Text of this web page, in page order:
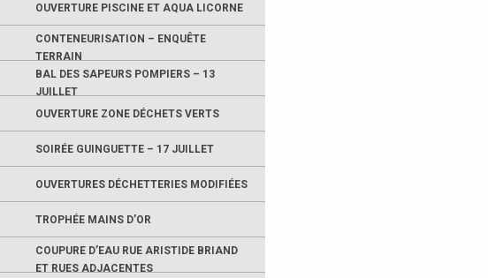
OUVERTURE PISCINE ET AQUA LICORNE
CONTENEURISATION – ENQUÊTE
TERRAIN
BAL DES SAPEURS POMPIERS – 13
JUILLET
OUVERTURE ZONE DÉCHETS VERTS
SOIRÉE GUINGUETTE – 17 JUILLET
OUVERTURES DÉCHETTERIES MODIFIÉES
TROPHÉE MAINS D’OR
COUPURE D’EAU RUE ARISTIDE BRIAND
ET RUES ADJACENTES